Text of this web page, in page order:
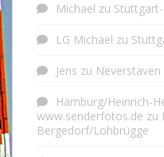
Michael zu
LG Michael zu
Jens zu Neverstaven
Hamburg/Heinrich-
www.senderfotos.de zu
Bergedorf/Lohbrügge